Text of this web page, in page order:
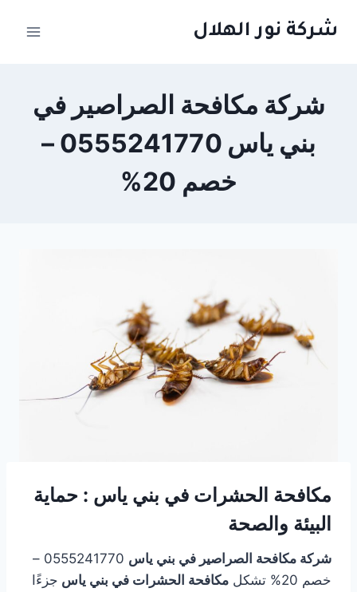
شركة نور الهلال
شركة مكافحة الصراصير في
بني ياس 0555241770 –
خصم 20%
مكافحة الحشرات في بني ياس : حماية
البيئة والصحة
شركة مكافحة الصراصير في بني ياس
0555241770 –
خصم 20% تشكل
مكافحة الحشرات في بني ياس جزءًا